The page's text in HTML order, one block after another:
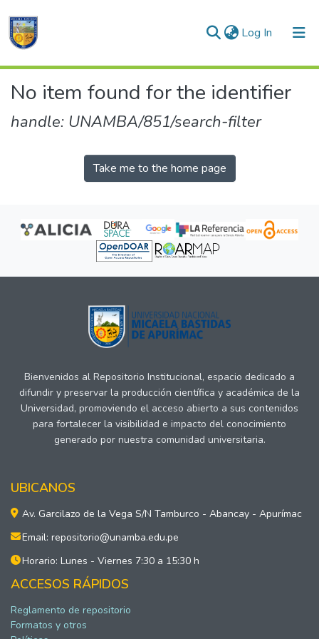
Log In (current)
Communities & Collections
No item found for the identifier
handle: UNAMBA/851/search-filter
Take me to the home page
Bienvenidos al Repositorio Institucional, espacio dedicado a
difundir y preservar la producción científica y académica de la
Universidad, promoviendo el acceso abierto a sus contenidos
para fortalecer la visibilidad e impacto del conocimiento
generado por nuestra comunidad universitaria.
UBICANOS
Av. Garcilazo de la Vega S/N Tamburco - Abancay - Apurímac
Email: repositorio@unamba.edu.pe
Horario: Lunes - Viernes 7:30 a 15:30 h
ACCESOS RÁPIDOS
Reglamento de repositorio
Formatos y otros